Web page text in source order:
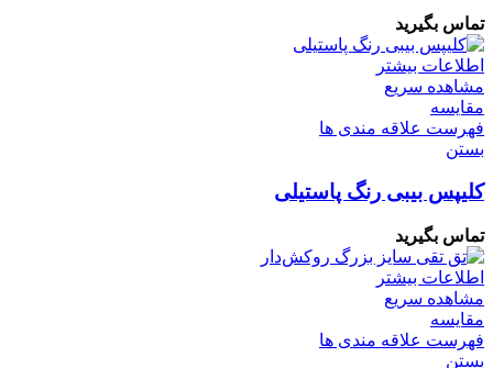
تماس بگیرید
اطلاعات بیشتر
مشاهده سریع
مقایسه
فهرست علاقه مندی ها
بستن
کلیپس بیبی رنگ پاستیلی
تماس بگیرید
اطلاعات بیشتر
مشاهده سریع
مقایسه
فهرست علاقه مندی ها
بستن